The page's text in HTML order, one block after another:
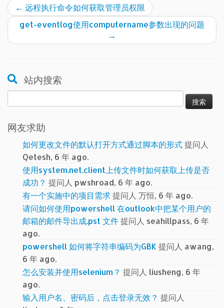
← 远程执行命令如何获取管理员权限
get-eventlog使用computername参数出现的问题
→
站内搜索
索：
网友求助
如何更改文件的默认打开方式通过脚本的形式提问人
Qetesh, 6 年 ago.
使用system.net.client上传文件时如何获取上传是否
成功？ 提问人 pwshroad, 6 年 ago.
有一个实施中的项目需求提问人 万恒, 6 年 ago.
请问如何使用powershell 在outlook中把某个用户的
邮箱的邮件导出成.pst 文件提问人 seahillpass, 6 年
ago.
powershell 如何将字符串编码为GBK 提问人 awang,
6 年 ago.
怎么安装并使用selenium？ 提问人 liusheng, 6 年
ago.
输入用户名、密码后，点击登录无效？ 提问人